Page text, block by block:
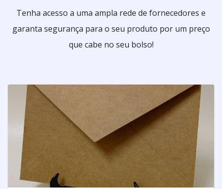
Tenha acesso a uma ampla rede de fornecedores e
garanta segurança para o seu produto por um preço
que cabe no seu bolso!